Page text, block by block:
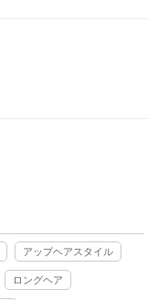
アップヘアスタイル
ロングヘア